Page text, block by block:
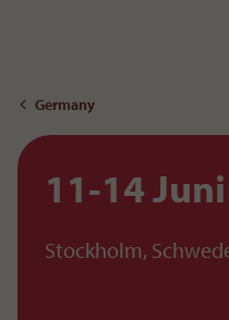
Zum Inhalt
Germany
11-14 Juni
Stockholm,